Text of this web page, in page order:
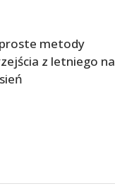
metody
z letniego na